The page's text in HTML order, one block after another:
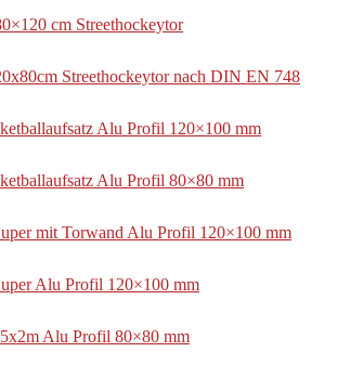
cm Streethockeytor
Streethockeytor nach DIN EN 748
Alu Profil 120×100 mm
Alu Profil 80×80 mm
mit Torwand Alu Profil 120×100 mm
Alu Profil 120×100 mm
Alu Profil 80×80 mm